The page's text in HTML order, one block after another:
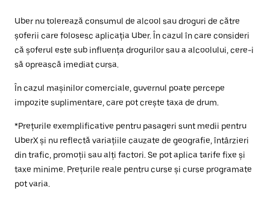
Uber nu tolerează consumul de alcool sau droguri de către
șoferii care folosesc aplicația Uber. În cazul în care consideri
că șoferul este sub influența drogurilor sau a alcoolului, cere-i
să oprească imediat cursa.
În cazul mașinilor comerciale, guvernul poate percepe
impozite suplimentare, care pot crește taxa de drum.
*Prețurile exemplificative pentru pasageri sunt medii pentru
UberX și nu reflectă variațiile cauzate de geografie, întârzieri
din trafic, promoții sau alți factori. Se pot aplica tarife fixe și
taxe minime. Prețurile reale pentru curse și curse programate
pot varia.